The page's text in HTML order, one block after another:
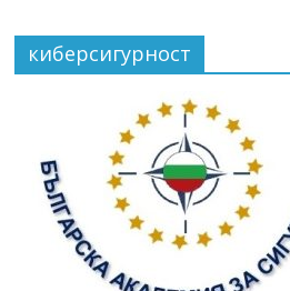
киберсигурност